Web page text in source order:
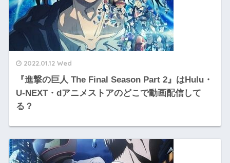
2022.01.12 Wed
『進撃の巨人 The Final Season Part 2』はHulu・
U-NEXT・dアニメストアのどこで動画配信して
る？